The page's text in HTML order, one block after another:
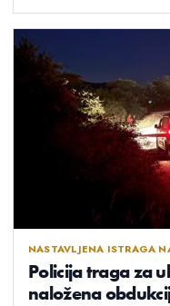
NASTAVLJENA ISTRAGA
Policija traga za
naložena